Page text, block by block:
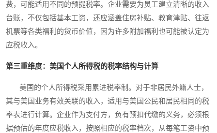
费，可能适用不同的预提税率。企业需要为员工建立清晰的收入
台账，不仅包括基本工资，还应涵盖住房补贴、教育津贴、往返
机票等各类福利的货币价值，因为许多附加福利也可能被认定为
应税收入。
第三重维度：美国个人所得税的税率结构与计算
美国的个人所得税采用累进税率制。对于非居民外籍人士，
其与美国业务有效关联的收入，适用与美国公民和居民相同的税
率表进行计算。企业作为支付方，负有预扣代缴的义务，必须根
据预估的年度应税收入，按照相应的税率档次，从每笔工资中预